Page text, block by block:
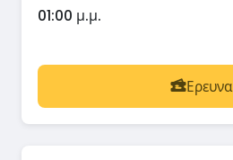
01:00 μ.μ.
Ερευνα